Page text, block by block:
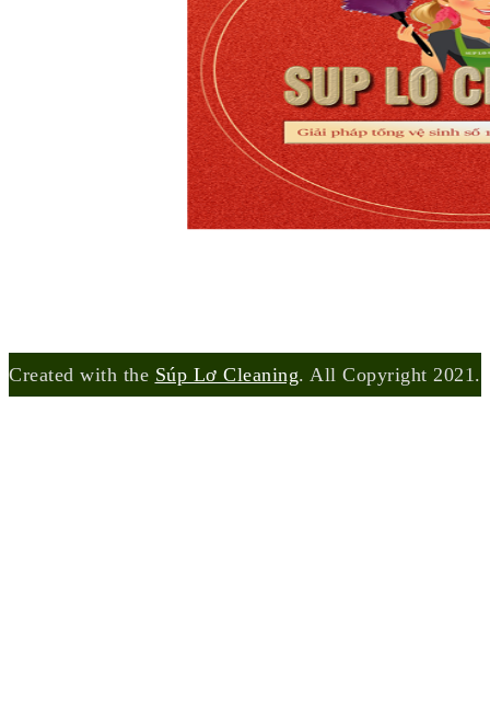
Created with the Súp Lơ Cleaning. All Copyright 2021.